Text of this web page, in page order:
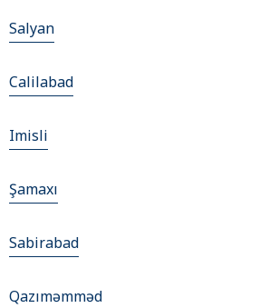
Salyan
Calilabad
Imisli
Şamaxı
Sabirabad
Qazımǝmmǝd